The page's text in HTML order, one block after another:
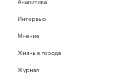
Интервью
Мнение
Жизнь в городе
Журнал